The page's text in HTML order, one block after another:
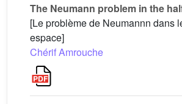
The Neumann problem in the
[Le problème de Neumannn dans
espace]
Chérif Amrouche